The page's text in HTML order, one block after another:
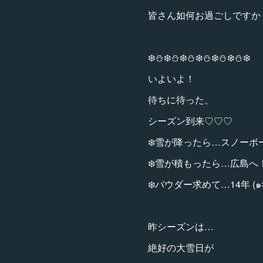
皆さん如何お過ごしですか
❄️⛄️❄️⛄️❄️⛄️❄️⛄️❄️⛄️❄️⛄️❄️
いよいよ！
待ちに待った、
シーズン到来♡♡♡
❄️雪が降ったら…スノーボ
❄️雪が積もったら…広島へ
❄️パウダー求めて…14年 (
昨シーズンは…
絶好の大雪日が